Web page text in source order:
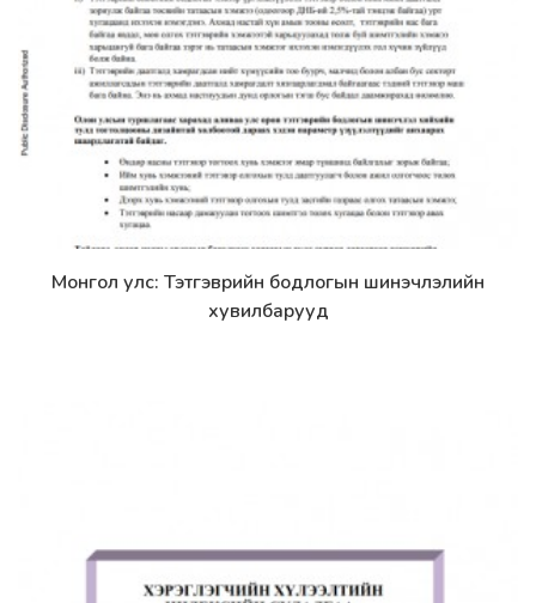
Дэлгэрэнгүй
Монгол улс: Тэтгэврийн бодлогын шинэчлэлийн
хувилбарууд